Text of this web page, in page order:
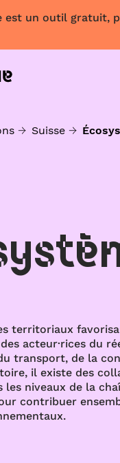
est un outil gratuit,
Suisse
territoriaux
acteur·rices du
transport, de la
il existe des
les niveaux de la
contribuer